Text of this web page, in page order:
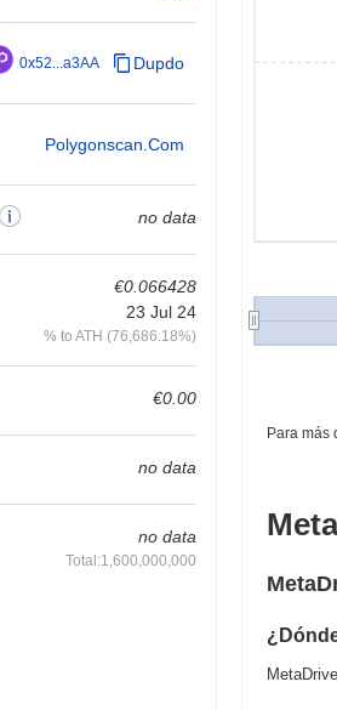
0x52...a3AA Dupdo
Polygonscan.com
no data
€0.066428
23 Jul 24
% to ATH (76,686.18%)
€0.00
no data
no data
Total:1,600,000,000
Para más